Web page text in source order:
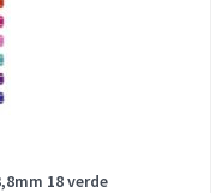
18 verde